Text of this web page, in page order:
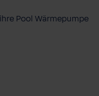
Pool Wärmepumpe